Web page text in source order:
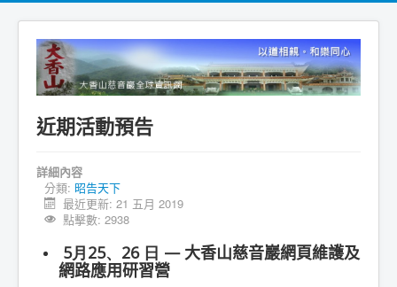
近期活動預告
詳細內容
分類: 昭告天下
最近更新: 21 五月 2019
點擊數: 2938
5月25、26 日 — 大香山慈音巖網頁維護及
網路應用研習營